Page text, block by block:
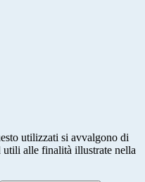
utilizzati si avvalgono di
utili alle finalità illustrate nella